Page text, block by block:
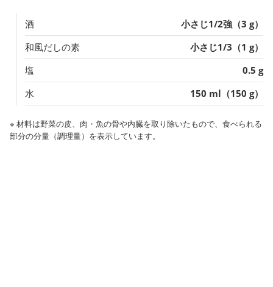
酒
小さじ1/2強（3 g）
和風だしの素
小さじ1/3（1 g）
塩
0.5 g
水
150 ml（150 g）
※ 材料は野菜の皮、肉・魚の骨や内臓を取り除いたもので、食べられる
部分の分量（調理量）を表示しています。